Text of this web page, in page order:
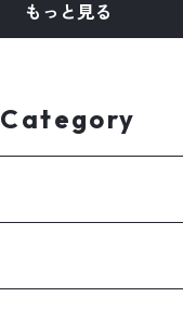
もっと見る
Category